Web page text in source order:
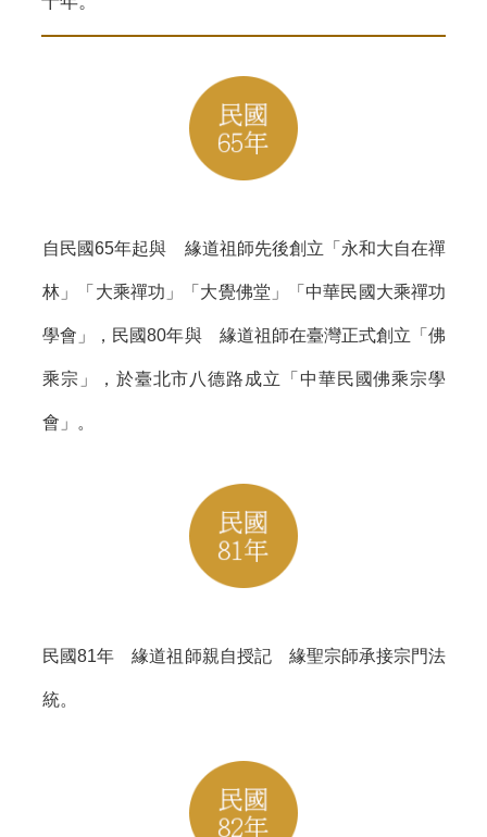
自民國65年起與 緣道祖師先後創立「永和大自在禪
林」「大乘禪功」「大覺佛堂」「中華民國大乘禪功
學會」，民國80年與 緣道祖師在臺灣正式創立「佛
乘宗」，於臺北市八德路成立「中華民國佛乘宗學
會」。
民國81年 緣道祖師親自授記 緣聖宗師承接宗門法
統。